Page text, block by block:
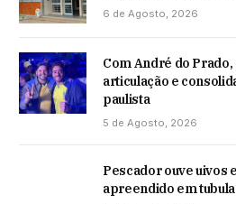
6 de Agosto, 2026
Com André do
articulação e
paulista
5 de Agosto, 2026
Pescador ouve uivos
apreendido em